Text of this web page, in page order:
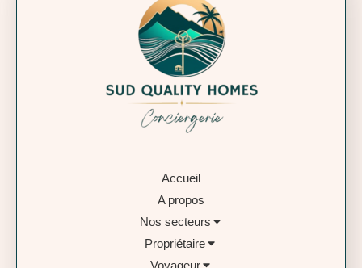
Accueil
A propos
Nos secteurs
Propriétaire
Voyageur